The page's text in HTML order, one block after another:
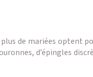
de mariées optent
d’épingles